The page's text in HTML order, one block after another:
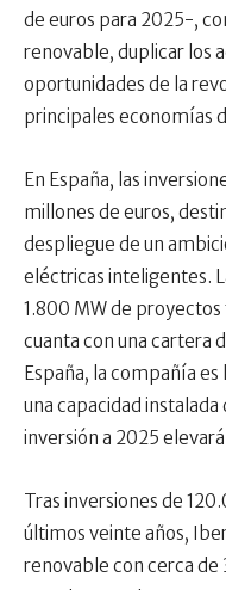
de euros para 2025-,
renovable, duplicar los
oportunidades de la
principales economías
En España, las
millones de euros,
despliegue de un
eléctricas inteligentes.
1.800 MW de
cuanta con una cartera
España, la compañía
una capacidad instalada
inversión a 2025
Tras inversiones de
últimos veinte años,
renovable con cerca de